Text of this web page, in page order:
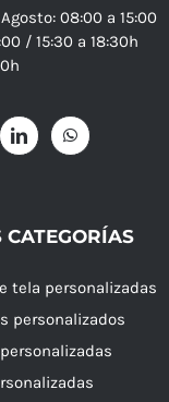
08:00 a 15:00
/ 15:30 a 18:30h
CATEGORÍAS
tela personalizadas
personalizados